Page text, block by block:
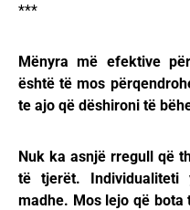
***
Mënyra më efektive
është të mos
te ajo që dëshironi të
Nuk ka asnjë rregull që
të tjerët.
madhe. Mos lejo që bota